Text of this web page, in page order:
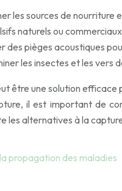
les sources de nourriture
naturels ou
des pièges acoustiques
les insectes et les vers
être une solution
il est important de
alternatives à la
propagation des maladies